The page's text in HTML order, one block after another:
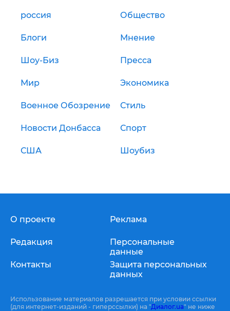
россия Общество
Блоги Мнение
Шоу-Биз Пресса
Мир Экономика
Военное Обозрение Стиль
Новости Донбасса Спорт
США Шоубиз
О проекте
Редакция
Контакты
Реклама
Персональные
данные
Защита персональных
данных
Использование материалов разрешается при условии ссылки
(для интернет-изданий - гиперссылки) на "Диалог.ua" не ниже